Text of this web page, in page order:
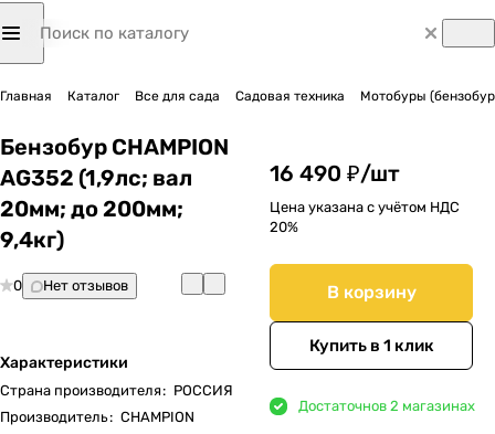
Главная Каталог Все для сада Садовая техника Мотобуры
Бензобур CHAMPION
AG352 (1,9лс; вал
20мм; до 200мм;
9,4кг)
0 Нет отзывов
Характеристики
Страна производителя: РОССИЯ
Производитель: CHAMPION
16 490 ₽/шт
Цена указана с учётом НДС
20%
В корзину
Купить в 1 клик
Достаточнов 2 магазинах